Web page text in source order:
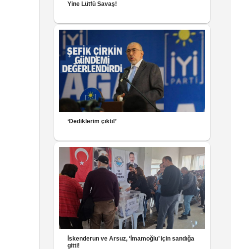
Yine Lütfü Savaş!
‘Dediklerim çıktı!’
İskenderun ve Arsuz, ‘İmamoğlu’ için sandığa
gitti!